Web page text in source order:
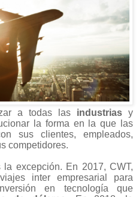
a todas las industrias y
la forma en la que las
sus clientes, empleados,
competidores.
excepción. En 2017, CWT,
inter empresarial para
en tecnología que